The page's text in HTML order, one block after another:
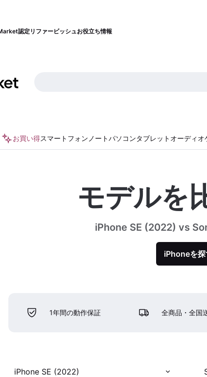
認定リファービッシュお役立ち情報
お買い得スマートフォン ノートパソコンタブレット オーディオ
モデルを
iPhone SE (2022) vs
iPhoneを探
1年間の動作保証 全商品・全国
iPhone SE (2022)